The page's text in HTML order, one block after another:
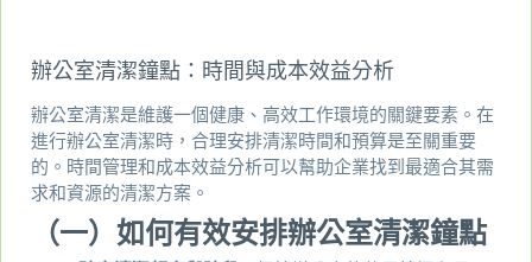
辦公室清潔鐘點：時間與成本效益分析
辦公室清潔是維護一個健康、高效工作環境的關鍵要素。在
進行辦公室清潔時，合理安排清潔時間和預算是至關重要
的。時間管理和成本效益分析可以幫助企業找到最適合其需
求和資源的清潔方案。
（一）如何有效安排辦公室清潔鐘點